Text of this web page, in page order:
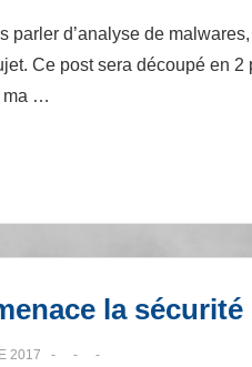
parler d’analyse de
Ce post sera découpé en
ma …
la sécurité
2017